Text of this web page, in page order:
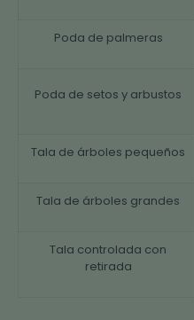
Poda de palmeras
Poda de setos y arbustos
Tala de árboles pequeños
Tala de árboles grandes
Tala controlada con
retirada